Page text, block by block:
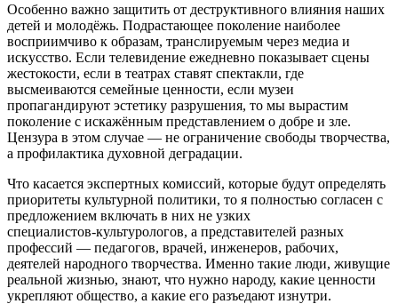
Особенно важно защитить от деструктивного влияния наших
детей и молодёжь. Подрастающее поколение наиболее
восприимчиво к образам, транслируемым через медиа и
искусство. Если телевидение ежедневно показывает сцены
жестокости, если в театрах ставят спектакли, где
высмеиваются семейные ценности, если музеи
пропагандируют эстетику разрушения, то мы вырастим
поколение с искажённым представлением о добре и зле.
Цензура в этом случае — не ограничение свободы творчества,
а профилактика духовной деградации.
Что касается экспертных комиссий, которые будут определять
приоритеты культурной политики, то я полностью согласен с
предложением включать в них не узких
специалистов‑культурологов, а представителей разных
профессий — педагогов, врачей, инженеров, рабочих,
деятелей народного творчества. Именно такие люди, живущие
реальной жизнью, знают, что нужно народу, какие ценности
укрепляют общество, а какие его разъедают изнутри.